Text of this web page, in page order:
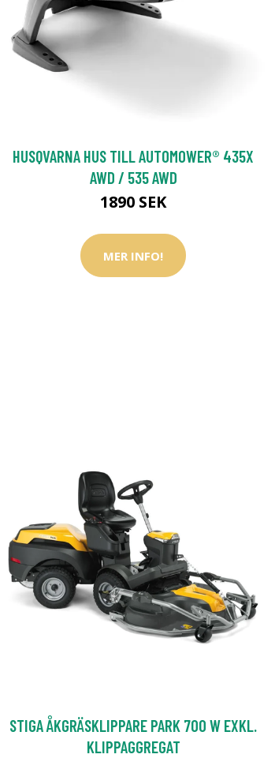
HUSQVARNA HUS TILL AUTOMOWER® 435X
AWD / 535 AWD
1890 SEK
MER INFO!
STIGA ÅKGRÄSKLIPPARE PARK 700 W EXKL.
KLIPPAGGREGAT